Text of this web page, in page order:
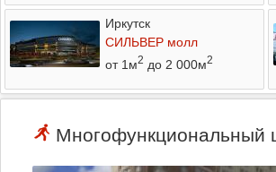
Иркутск
СИЛЬВЕР молл
от 1м2 до 2 000м2
Многофункциональный